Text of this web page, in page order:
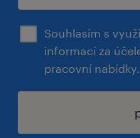
Souhlasím s
informací za
pracovní nabídky.